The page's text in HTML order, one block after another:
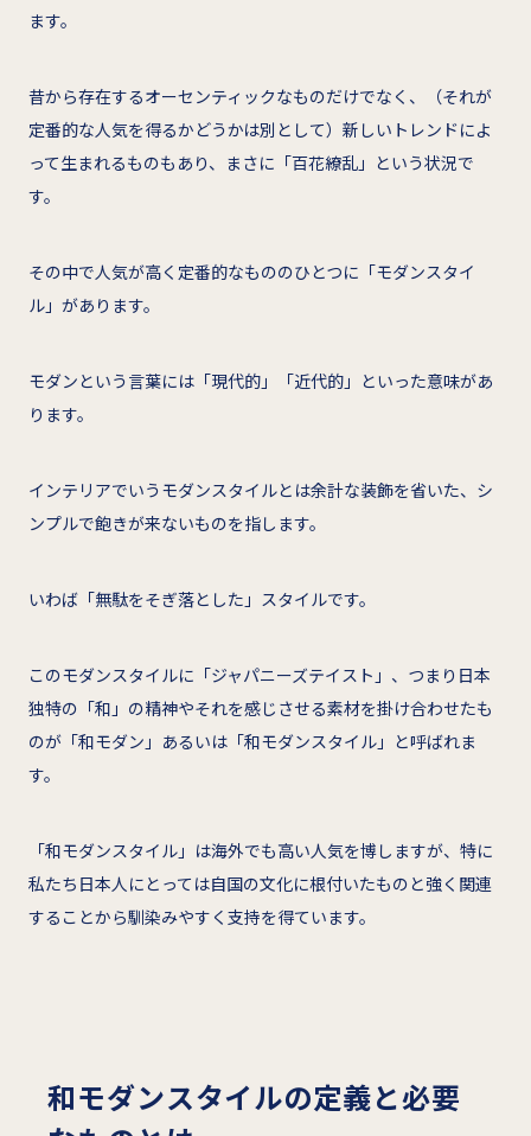
ます。
昔から存在するオーセンティックなものだけでなく、（それが
定番的な人気を得るかどうかは別として）新しいトレンドによ
って生まれるものもあり、まさに「百花繚乱」という状況で
す。
その中で人気が高く定番的なもののひとつに「モダンスタイ
ル」があります。
モダンという言葉には「現代的」「近代的」といった意味があ
ります。
インテリアでいうモダンスタイルとは余計な装飾を省いた、シ
ンプルで飽きが来ないものを指します。
いわば「無駄をそぎ落とした」スタイルです。
このモダンスタイルに「ジャパニーズテイスト」、つまり日本
独特の「和」の精神やそれを感じさせる素材を掛け合わせたも
のが「和モダン」あるいは「和モダンスタイル」と呼ばれま
す。
「和モダンスタイル」は海外でも高い人気を博しますが、特に
私たち日本人にとっては自国の文化に根付いたものと強く関連
することから馴染みやすく支持を得ています。
和モダンスタイルの定義と必要